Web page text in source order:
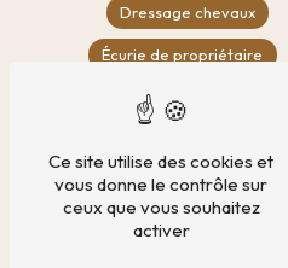
Dressage chevaux
Écurie de propriétaire
Location
Balade à
Compétition équestre
CSO
Ce site utilise des cookies et
vous donne le contrôle sur
ceux que vous souhaitez
activer